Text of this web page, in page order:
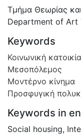
Τμήμα Θεωρίας
Department of Art
Keywords
Κοινωνική κατοικία
Μεσοπόλεμος
Μοντέρνο κίνημα
Προσφυγική
Keywords in
Social housing,